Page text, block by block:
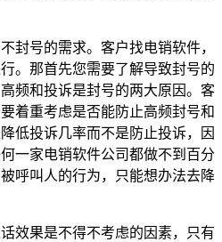
封号的需求。客户找电销软件，
。那首先您需要了解导致封号的
频和投诉是封号的两大原因。客
着重考虑是否能防止高频封号和
低投诉几率而不是防止投诉，因
一家电销软件公司都做不到百分
呼叫人的行为，只能想办法去降
效果是不得不考虑的因素，只有